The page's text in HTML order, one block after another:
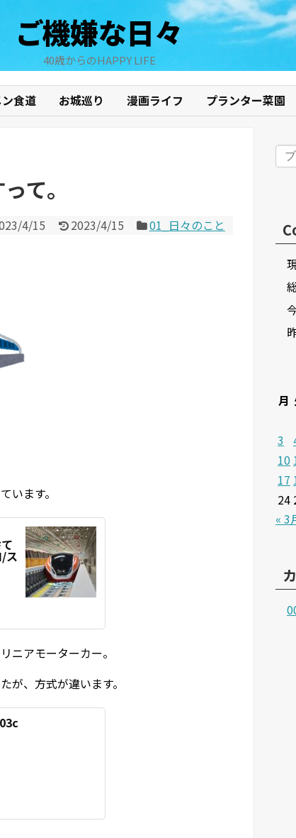
ご機嫌な日々
40歳からのHAPPY LIFE
食道 お城巡り 漫画ライフ プランター菜園
て。
4/15 2023/4/15 01_日々のこと
います。
ス
ニアモーターカー。
が、方式が違います。
月
3
10
17
24
« 3